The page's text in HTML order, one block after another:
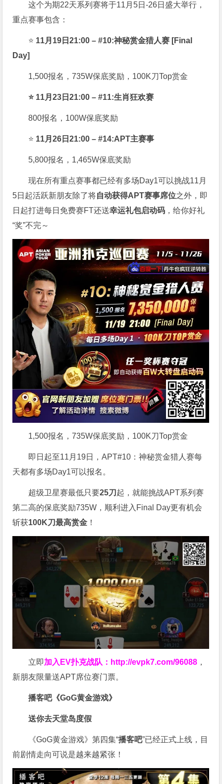
这个为期22天系列赛将于11月5日-26日盛大举行，
重点赛事包含：
⭐ 11月19日21:00 – #10:神秘赏金猎人赛 [Final
Day]
1,500报名，735W保底奖励，100K刀Top赏金
⭐ 11月23日21:00 – #11:生肖狂欢赛
800报名，100W保底奖励
⭐ 11月26日21:00 – #14:APT主赛事
5,800报名，1,465W保底奖励
现在所有重点赛事都已经有多场Day1可以挑战11月
5日起活跃新朋友除了将自动获得APT赛事席位之外，即
日起打进每日免费赛FT还送幸运礼包启动码 ，给你好礼
“奖”不完～
1,500报名，735W保底奖励，100K刀Top赏金
即日起至11月19日，APT#10：神秘赏金猎人赛每
天都有多场Day1可以报名。
超级卫星赛最低只要25刀 起，就能挑战APT系列赛
第二高的保底奖励735W，顺利进入Final Day更有机会
斩获100K刀最高赏金 ！
立即加入EV扑克战队： http://evpk7.com/96088 ，
新朋友限量送APT席位赛门票。
播客吧《GoG黄金游戏》
送你去天堂岛度假
《GoG黄金游戏》第四集“播客吧”已经正式上线，目
前剧情走向可说是越来越紧张！